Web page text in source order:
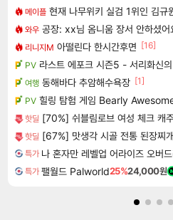
메이플 현재 나무위키 실검 1위인 김규
와우 공장: xx님 옴니움 장서 안하셨어
리니지M 아떨린다 한시간후면 [16]
PV 라스트 에포크 시즌5 - 서리화신
여행 동해바다 추암해수욕장 [1]
PV 힐링 탐험 게임 Bearly
핫딜 [70%] 쉬블림로브 여성 체크 캐주얼 상
핫딜 [67%] 맛생각 시골 전통 된장
특가
특가 팰월드 Palworld25%24,000원